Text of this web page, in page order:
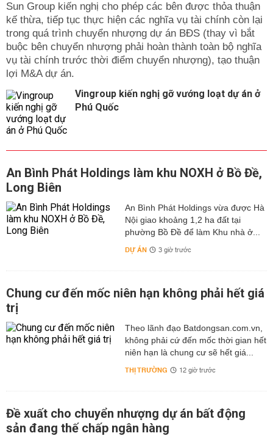
Sun Group kiến nghị cho phép các bên được thỏa thuận
kế thừa, tiếp tục thực hiện các nghĩa vụ tài chính còn lại
trong quá trình chuyển nhượng dự án BĐS (thay vì bắt
buộc bên chuyển nhượng phải hoàn thành toàn bộ nghĩa
vụ tài chính trước thời điểm chuyển nhượng), tạo thuận
lợi M&A dự án.
Vingroup kiến nghị gỡ vướng loạt dự án ở
Phú Quốc
An Bình Phát Holdings làm khu NOXH ở Bồ Đề,
Long Biên
An Bình Phát Holdings vừa được Hà
Nội giao khoảng 1,2 ha đất tại
phường Bồ Đề để làm Khu nhà ở...
DỰ ÁN 3 giờ trước
Chung cư đến mốc niên hạn không phải hết giá
trị
Theo lãnh đạo Batdongsan.com.vn,
không phải cứ đến mốc thời gian hết
niên hạn là chung cư sẽ hết giá...
THỊ TRƯỜNG 12 giờ trước
Đề xuất cho chuyển nhượng dự án bất động
sản đang thế chấp ngân hàng